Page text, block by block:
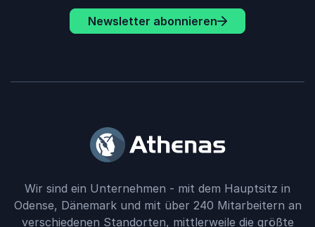
Newsletter abonnieren
Wir sind ein Unternehmen - mit dem Hauptsitz in
Odense, Dänemark und mit über 240 Mitarbeitern an
verschiedenen Standorten, mittlerweile die größte